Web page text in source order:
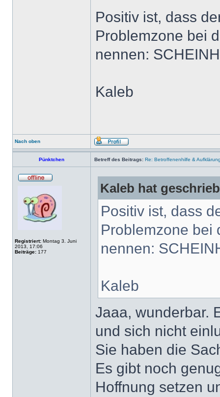
Positiv ist, dass
Problemzone bei
nennen:
Kaleb
Nach oben
Pünktchen Betreff des Beitrags: Re: Betroffenenhilfe &
Registriert: Montag 3. Juni
2013, 17:06
Beiträge: 177
Kaleb hat
Positiv ist, dass
Problemzone bei
nennen:
Kaleb
Jaaa, wunderbar.
und sich nicht
Sie haben die
Es gibt noch
Hoffnung setzen